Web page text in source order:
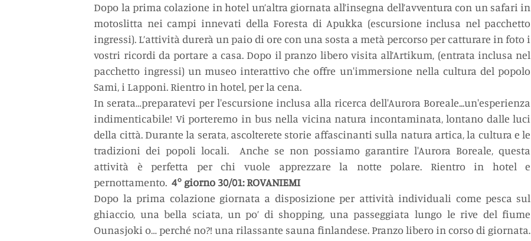
Dopo la prima colazione in hotel un’altra giornata all’insegna dell’avventura con un safari in
motoslitta nei campi innevati della Foresta di Apukka (escursione inclusa nel pacchetto
ingressi). L’attività durerà un paio di ore con una sosta a metà percorso per catturare in foto i
vostri ricordi da portare a casa. Dopo il pranzo libero visita all’Artikum, (entrata inclusa nel
pacchetto ingressi) un museo interattivo che offre un'immersione nella cultura del popolo
Sami, i Lapponi. Rientro in hotel, per la cena.
In serata…preparatevi per l'escursione inclusa alla ricerca dell'Aurora Boreale...un'esperienza
indimenticabile! Vi porteremo in bus nella vicina natura incontaminata, lontano dalle luci
della città. Durante la serata, ascolterete storie affascinanti sulla natura artica, la cultura e le
tradizioni dei popoli locali.  Anche se non possiamo garantire l'Aurora Boreale, questa
attività è perfetta per chi vuole apprezzare la notte polare. Rientro in hotel e
pernottamento. 4° giorno 30/01: ROVANIEMI
Dopo la prima colazione giornata a disposizione per attività individuali come pesca sul
ghiaccio, una bella sciata, un po’ di shopping, una passeggiata lungo le rive del fiume
Ounasjoki o… perché no?! una rilassante sauna finlandese. Pranzo libero in corso di giornata.